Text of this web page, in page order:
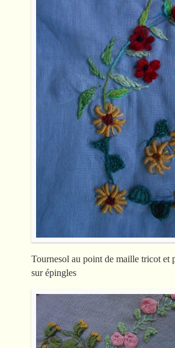
Tournesol au point de maille tricot et
sur épingles